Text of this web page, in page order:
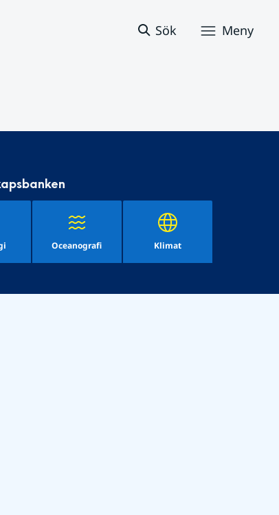
Sök Meny
Oceanografi Klimat